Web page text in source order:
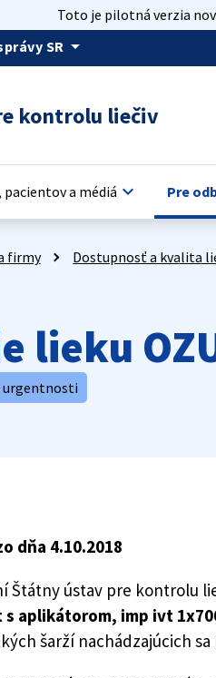
Toto je pilotná verzia
SR arrow_drop_down
kontrolu liečiv
a médiá keyboard_arrow_down Pre
firmy Dostupnosť a kvalita
lieku
urgentnosti
dňa 4.10.2018
Štátny ústav pre kontrolu
aplikátorom, imp ivt
šarží nachádzajúcich